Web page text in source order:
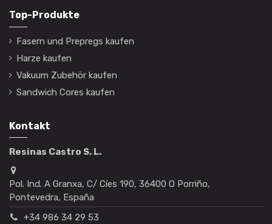
Top-Produkte
Fasern und Prepregs kaufen
Harze kaufen
Vakuum Zubehör kaufen
Sandwich Cores kaufen
Kontakt
Resinas Castro S. L.
Pol. Ind. A Granxa, C/ Cíes 190, 36400 O Porriño,
Pontevedra, España
+34 986 34 29 53